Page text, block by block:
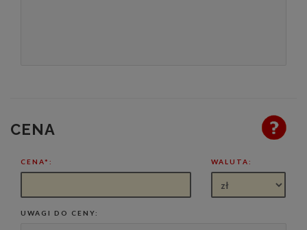
CENA
CENA*: WALUTA:
UWAGI DO CENY: